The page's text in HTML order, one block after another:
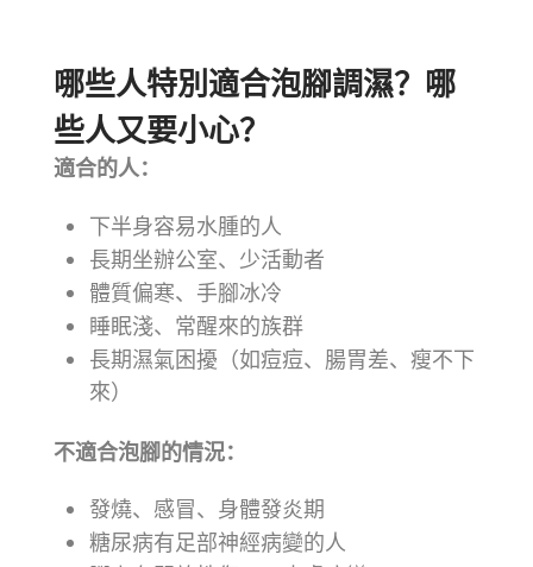
哪些人特別適合泡腳調濕？哪
些人又要小心？
適合的人：
下半身容易水腫的人
長期坐辦公室、少活動者
體質偏寒、手腳冰冷
睡眠淺、常醒來的族群
長期濕氣困擾（如痘痘、腸胃差、瘦不下
來）
不適合泡腳的情況：
發燒、感冒、身體發炎期
糖尿病有足部神經病變的人